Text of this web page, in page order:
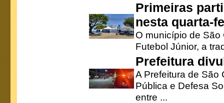
Primeiras
nesta quarta-
O município de
Futebol Júnior, a
Prefeitura
A Prefeitura de São
Pública e Defesa
entre ...